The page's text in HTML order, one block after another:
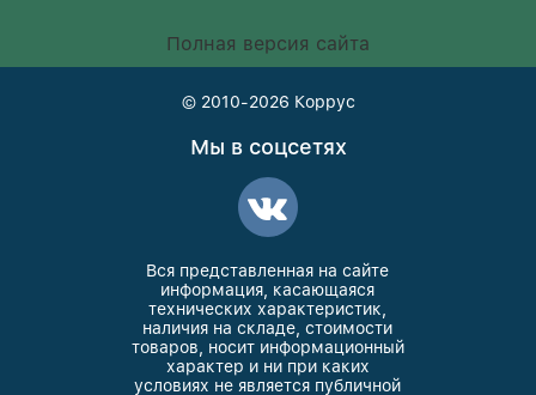
Полная версия сайта
© 2010-2026 Коррус
Мы в соцсетях
Вся представленная на сайте
информация, касающаяся
технических характеристик,
наличия на складе, стоимости
товаров, носит информационный
характер и ни при каких
условиях не является публичной